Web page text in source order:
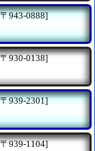
943-0888]
930-0138]
939-2301]
939-1104]